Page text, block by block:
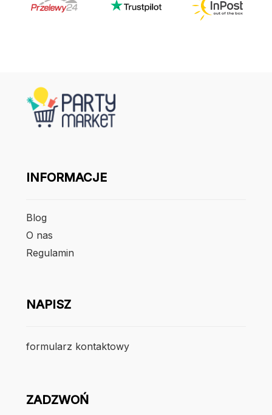
INFORMACJE
Blog
O nas
Regulamin
NAPISZ
formularz kontaktowy
ZADZWOŃ